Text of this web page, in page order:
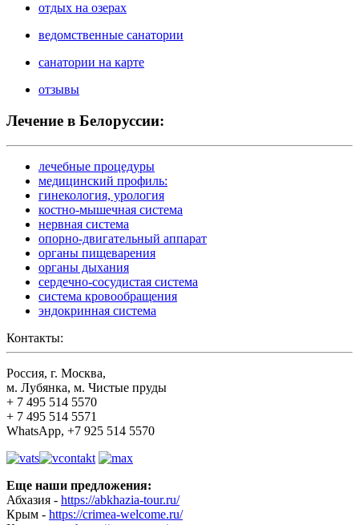
отдых на озерах
ведомственные санатории
санатории на карте
отзывы
Лечение в Белоруссии:
лечебные процедуры
медицинский профиль:
гинекология, урология
костно-мышечная система
нервная система
опорно-двигательный аппарат
органы пищеварения
органы дыхания
сердечно-сосудистая система
система кровообращения
эндокринная система
Контакты:
Россия, г. Москва,
м. Лубянка, м. Чистые пруды
+ 7 495 514 5570
+ 7 495 514 5571
WhatsApp, +7 925 514 5570
Еще наши предложения:
Абхазия - https://abkhazia-tour.ru/
Крым - https://crimea-welcome.ru/